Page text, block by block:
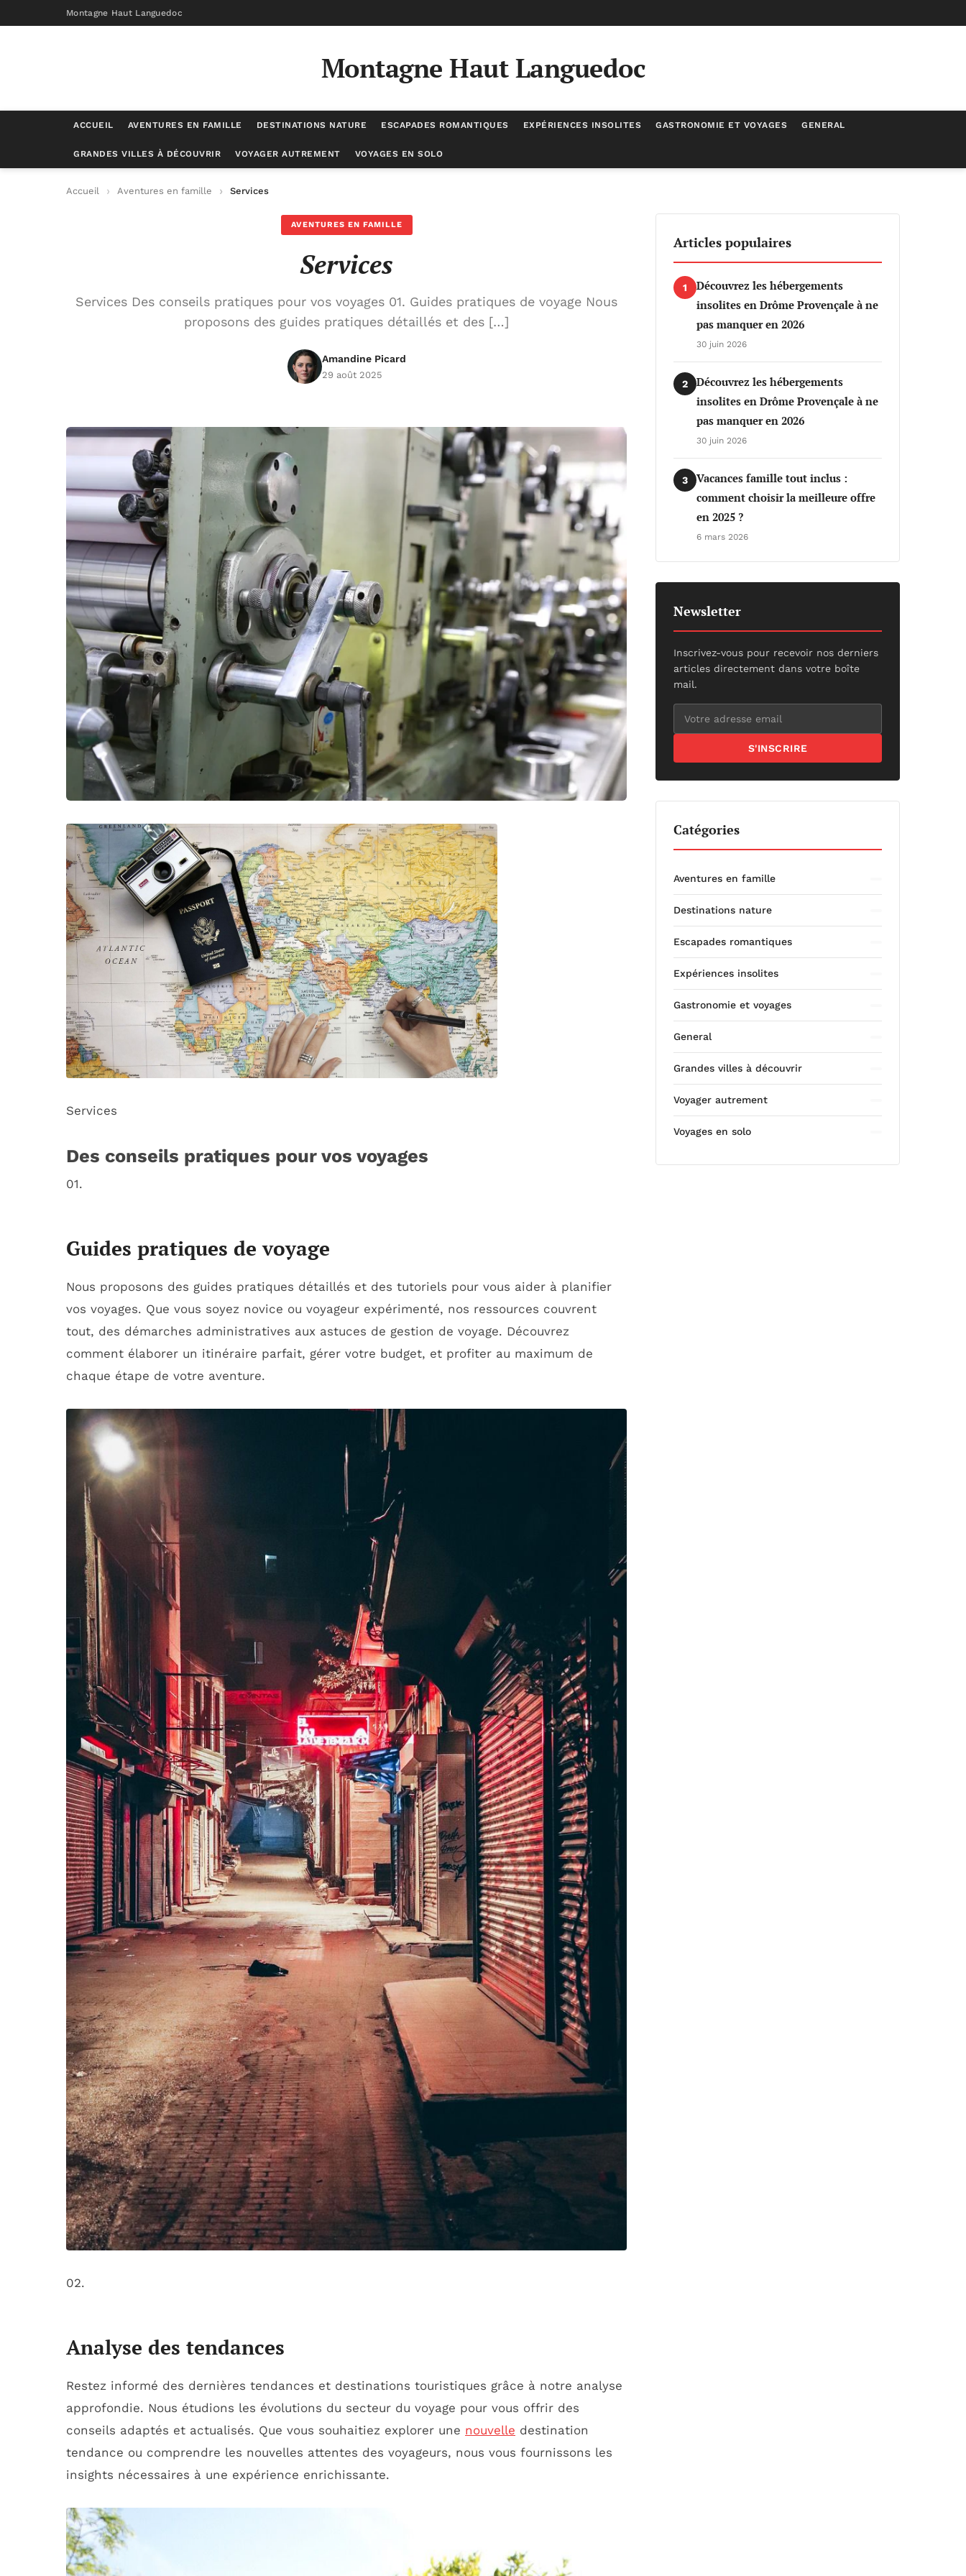
Montagne Haut Languedoc
Montagne Haut Languedoc
ACCUEIL AVENTURES EN FAMILLE DESTINATIONS NATURE ESCAPADES ROMANTIQUES EXPÉRIENCES INSOLITES GASTRONOMIE ET VOYAGES GENERAL
GRANDES VILLES À DÉCOUVRIR VOYAGER AUTREMENT VOYAGES EN SOLO
Accueil Aventures en famille Services
AVENTURES EN FAMILLE
Services
Services Des conseils pratiques pour vos voyages 01. Guides pratiques de voyage Nous
proposons des guides pratiques détaillés et des […]
Amandine Picard
29 août 2025
Services
Des conseils pratiques pour vos voyages
01.
Guides pratiques de voyage
Nous proposons des guides pratiques détaillés et des tutoriels pour vous aider à planifier
vos voyages. Que vous soyez novice ou voyageur expérimenté, nos ressources couvrent
tout, des démarches administratives aux astuces de gestion de voyage. Découvrez
comment élaborer un itinéraire parfait, gérer votre budget, et profiter au maximum de
chaque étape de votre aventure.
02.
Analyse des tendances
Restez informé des dernières tendances et destinations touristiques grâce à notre analyse
approfondie. Nous étudions les évolutions du secteur du voyage pour vous offrir des
conseils adaptés et actualisés. Que vous souhaitiez explorer une nouvelle destination
tendance ou comprendre les nouvelles attentes des voyageurs, nous vous fournissons les
insights nécessaires à une expérience enrichissante.
Articles populaires
1
Découvrez les hébergements
insolites en Drôme Provençale à ne
pas manquer en 2026
30 juin 2026
2
Découvrez les hébergements
insolites en Drôme Provençale à ne
pas manquer en 2026
30 juin 2026
3
Vacances famille tout inclus :
comment choisir la meilleure offre
en 2025 ?
6 mars 2026
Newsletter
Inscrivez-vous pour recevoir nos derniers
articles directement dans votre boîte
mail.
S'INSCRIRE
Catégories
Aventures en famille
Destinations nature
Escapades romantiques
Expériences insolites
Gastronomie et voyages
General
Grandes villes à découvrir
Voyager autrement
Voyages en solo